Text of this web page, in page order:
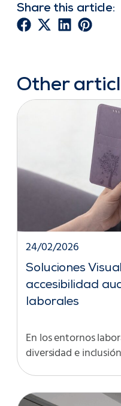
Share this article:
Other
Soluciones
accesibilidad
laborales
24/02/2026
En los entornos
diversidad e